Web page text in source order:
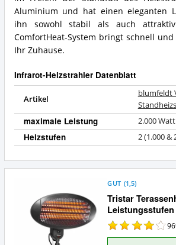
Aluminium und hat einen eleganten
ihn sowohl stabil als auch
ComfortHeat-System bringt schnell
Ihr Zuhause.
Infrarot-Heizstrahler Datenblatt
Artikel
blumfeldt
maximale Leistung 2.000 Watt
Heizstufen 2 (1.000 &
Tristar
Leistungsstufen
GUT (1,5)